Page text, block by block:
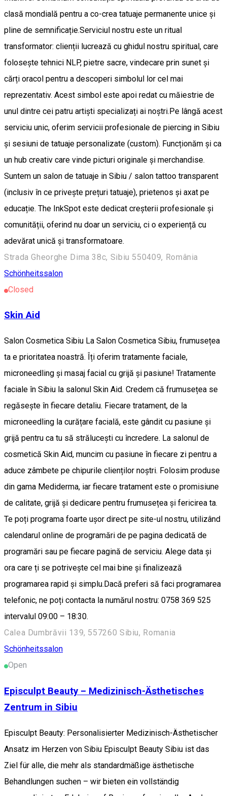
clasă mondială pentru a co-crea tatuaje permanente unice și
pline de semnificație. ​Serviciul nostru este un ritual
transformator: clienții lucrează cu ghidul nostru spiritual, care
folosește tehnici NLP, pietre sacre, vindecare prin sunet și
cărți oracol pentru a descoperi simbolul lor cel mai
reprezentativ. Acest simbol este apoi redat cu măiestrie de
unul dintre cei patru artiști specializați ai noștri. ​Pe lângă acest
serviciu unic, oferim servicii profesionale de piercing in Sibiu
și sesiuni de tatuaje personalizate (custom). Funcționăm și ca
un hub creativ care vinde picturi originale și merchandise. ​
Suntem un salon de tatuaje in Sibiu / salon tattoo transparent
(inclusiv în ce privește prețuri tatuaje), prietenos și axat pe
educație. The InkSpot este dedicat creșterii profesionale și
comunității, oferind nu doar un serviciu, ci o experiență cu
adevărat unică și transformatoare.
Strada Gheorghe Dima 38c, Sibiu 550409, România
Schönheitssalon
Closed
Skin Aid
Salon Cosmetica Sibiu La Salon Cosmetica Sibiu, frumusețea
ta e prioritatea noastră. Îți oferim tratamente faciale,
microneedling și masaj facial cu grijă și pasiune! Tratamente
faciale în Sibiu la salonul Skin Aid. Credem că frumusețea se
regăsește în fiecare detaliu. Fiecare tratament, de la
microneedling la curățare facială, este gândit cu pasiune și
grijă pentru ca tu să strălucești cu încredere. La salonul de
cosmetică Skin Aid, muncim cu pasiune în fiecare zi pentru a
aduce zâmbete pe chipurile clienților noștri. Folosim produse
din gama Mediderma, iar fiecare tratament este o promisiune
de calitate, grijă și dedicare pentru frumusețea și fericirea ta.
Te poți programa foarte ușor direct pe site-ul nostru, utilizând
calendarul online de programări de pe pagina dedicată de
programări sau pe fiecare pagină de serviciu. Alege data și
ora care ți se potrivește cel mai bine și finalizează
programarea rapid și simplu.Dacă preferi să faci programarea
telefonic, ne poți contacta la numărul nostru: 0758 369 525
intervalul 09:00 – 18:30.
Calea Dumbrăvii 139, 557260 Sibiu, Romania
Schönheitssalon
Open
Episculpt Beauty – Medizinisch-Ästhetisches
Zentrum in Sibiu
Episculpt Beauty: Personalisierter Medizinisch-Ästhetischer
Ansatz im Herzen von Sibiu Episculpt Beauty Sibiu ist das
Ziel für alle, die mehr als standardmäßige ästhetische
Behandlungen suchen – wir bieten ein vollständig